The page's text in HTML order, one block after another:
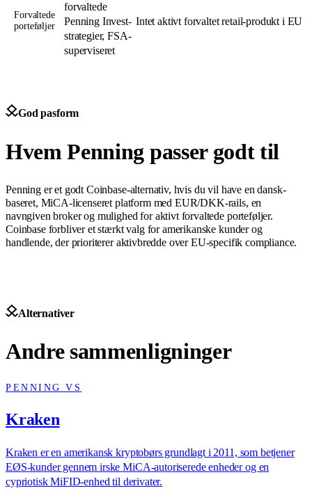
Forvaltede
porteføljer
forvaltede
Penning Invest-
strategier, FSA-
superviseret
Intet aktivt forvaltet retail-produkt i EU
God pasform
Hvem Penning passer godt til
Penning er et godt Coinbase-alternativ, hvis du vil have en dansk-
baseret, MiCA-licenseret platform med EUR/DKK-rails, en
navngiven broker og mulighed for aktivt forvaltede porteføljer.
Coinbase forbliver et stærkt valg for amerikanske kunder og
handlende, der prioriterer aktivbredde over EU-specifik compliance.
Alternativer
Andre sammenligninger
PENNING VS
Kraken
Kraken er en amerikansk kryptobørs grundlagt i 2011, som betjener
EØS-kunder gennem irske MiCA-autoriserede enheder og en
cypriotisk MiFID-enhed til derivater.